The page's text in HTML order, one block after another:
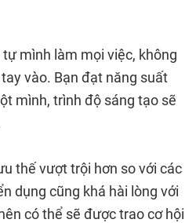
mình làm mọi việc, không
vào. Bạn đạt năng suất
mình, trình độ sáng tạo sẽ
thế vượt trội hơn so với các
dụng cũng khá hài lòng với
có thể sẽ được trao cơ hội